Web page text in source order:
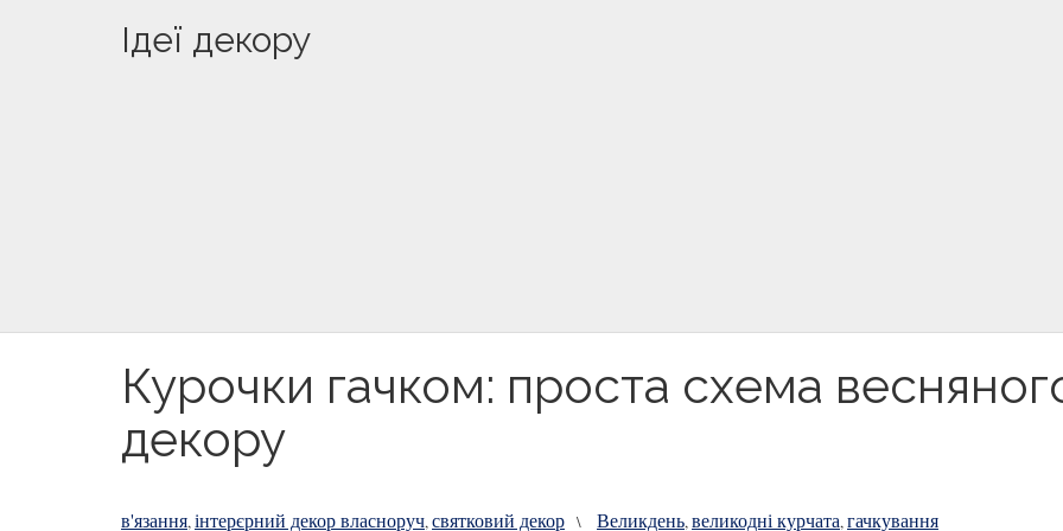
Ідеї декору
Курочки гачком: проста схема
декору
в'язання,інтерєрний декор власноруч,святковий декор \ Великдень,великодні курчата,гачкування